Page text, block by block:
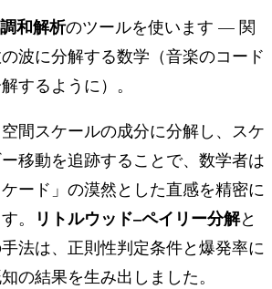
調和解析のツールを使います — 関
波に分解する数学（音楽のコード
するように）。
間スケールの成分に分解し、スケ
移動を追跡することで、数学者は
ケード」の漠然とした直感を精密に
。
リトルウッド–ペイリー分解と
法は、正則性判定条件と爆発率に
の結果を生み出しました。